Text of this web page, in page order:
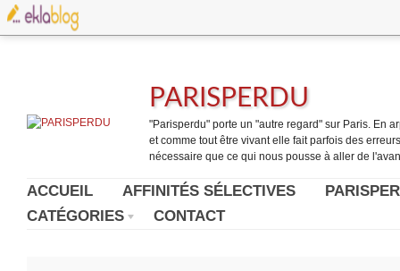
PARISPERDU
"Parisperdu" porte un "autre regard" sur Paris. En
et comme tout être vivant elle fait parfois des
nécessaire que ce qui nous pousse à aller de
ACCUEIL AFFINITÉS SÉLECTIVES
CATÉGORIES
CONTACT